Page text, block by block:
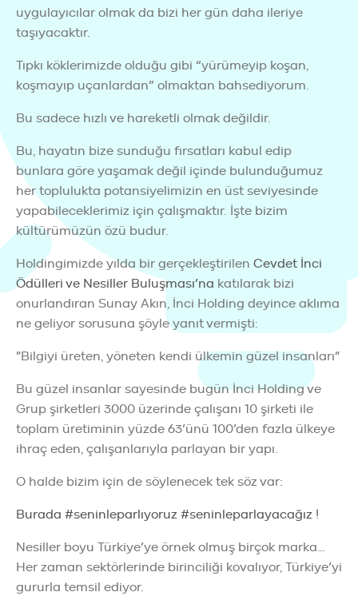
uygulayıcılar olmak da bizi her gün daha ileriye
taşıyacaktır.
Tıpkı köklerimizde olduğu gibi “yürümeyip koşan,
koşmayıp uçanlardan” olmaktan bahsediyorum.
Bu sadece hızlı ve hareketli olmak değildir.
Bu, hayatın bize sunduğu fırsatları kabul edip
bunlara göre yaşamak değil içinde bulunduğumuz
her toplulukta potansiyelimizin en üst seviyesinde
yapabileceklerimiz için çalışmaktır. İşte bizim
kültürümüzün özü budur.
Holdingimizde yılda bir gerçekleştirilen Cevdet İnci
Ödülleri ve Nesiller Buluşması’na katılarak bizi
onurlandıran Sunay Akın, İnci Holding deyince aklıma
ne geliyor sorusuna şöyle yanıt vermişti:
"Bilgiyi üreten, yöneten kendi ülkemin güzel insanları"
Bu güzel insanlar sayesinde bugün İnci Holding ve
Grup şirketleri 3000 üzerinde çalışanı 10 şirketi ile
toplam üretiminin yüzde 63’ünü 100’den fazla ülkeye
ihraç eden, çalışanlarıyla parlayan bir yapı.
O halde bizim için de söylenecek tek söz var:
Burada #seninleparlıyoruz #seninleparlayacağız !
Nesiller boyu Türkiye’ye örnek olmuş birçok marka…
Her zaman sektörlerinde birinciliği kovalıyor, Türkiye’yi
gururla temsil ediyor.